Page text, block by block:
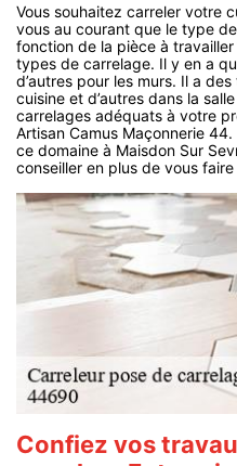
Vous souhaitez carreler votre
vous au courant que le type
fonction de la pièce à
types de carrelage. Il y en a
d’autres pour les murs. Il a
cuisine et d’autres dans la
carrelages adéquats à votre
Artisan Camus Maçonnerie
ce domaine à Maisdon Sur
conseiller en plus de vous
Confiez vos